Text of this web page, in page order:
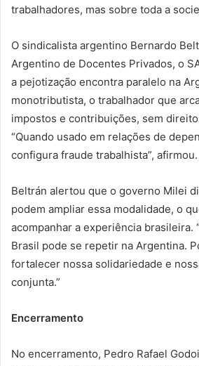
trabalhadores, mas sobre toda a
O sindicalista argentino Bernardo
Argentino de Docentes Privados, o
a pejotização encontra paralelo na
monotributista, o trabalhador que
impostos e contribuições, sem
“Quando usado em relações de
configura fraude trabalhista”, afirmou.
Beltrán alertou que o governo Milei
podem ampliar essa modalidade, o
acompanhar a experiência brasileira.
Brasil pode se repetir na Argentina.
fortalecer nossa solidariedade e
conjunta.”
Encerramento
No encerramento, Pedro Rafael